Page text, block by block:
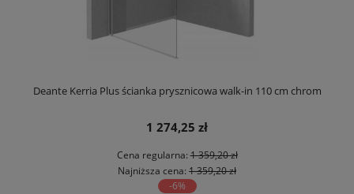
Deante Kerria Plus ścianka prysznicowa walk-in 110 cm chrom
1 274,25 zł
Cena regularna:1 359,20 zł
Najniższa cena: 1 359,20 zł
-6%